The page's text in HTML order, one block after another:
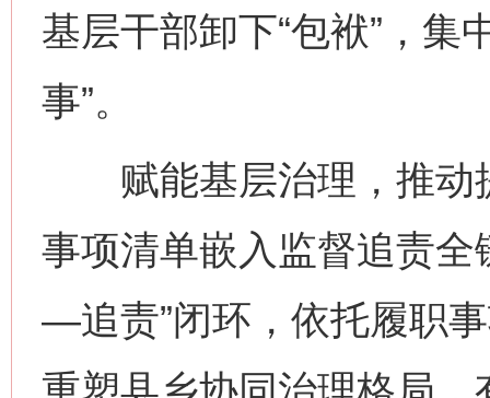
基层干部卸下“包袱”，集
事”。
赋能基层治理，推动
事项清单嵌入监督追责
—追责”闭环，依托履职